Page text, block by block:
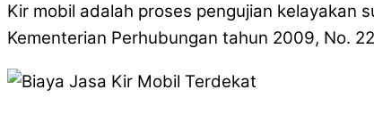
Kir mobil adalah proses pengujian kelayakan
Kementerian Perhubungan tahun 2009, No.